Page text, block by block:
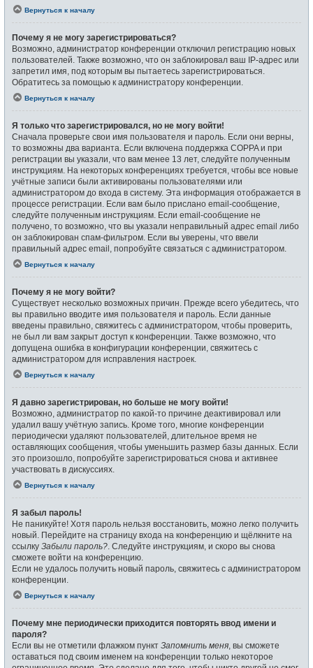
Вернуться к началу
Почему я не могу зарегистрироваться?
Возможно, администратор конференции отключил регистрацию новых
пользователей. Также возможно, что он заблокировал ваш IP-адрес или
запретил имя, под которым вы пытаетесь зарегистрироваться.
Обратитесь за помощью к администратору конференции.
Вернуться к началу
Я только что зарегистрировался, но не могу войти!
Сначала проверьте свои имя пользователя и пароль. Если они верны,
то возможны два варианта. Если включена поддержка COPPA и при
регистрации вы указали, что вам менее 13 лет, следуйте полученным
инструкциям. На некоторых конференциях требуется, чтобы все новые
учётные записи были активированы пользователями или
администратором до входа в систему. Эта информация отображается в
процессе регистрации. Если вам было прислано email-сообщение,
следуйте полученным инструкциям. Если email-сообщение не
получено, то возможно, что вы указали неправильный адрес email либо
он заблокирован спам-фильтром. Если вы уверены, что ввели
правильный адрес email, попробуйте связаться с администратором.
Вернуться к началу
Почему я не могу войти?
Существует несколько возможных причин. Прежде всего убедитесь, что
вы правильно вводите имя пользователя и пароль. Если данные
введены правильно, свяжитесь с администратором, чтобы проверить,
не был ли вам закрыт доступ к конференции. Также возможно, что
допущена ошибка в конфигурации конференции, свяжитесь с
администратором для исправления настроек.
Вернуться к началу
Я давно зарегистрирован, но больше не могу войти!
Возможно, администратор по какой-то причине деактивировал или
удалил вашу учётную запись. Кроме того, многие конференции
периодически удаляют пользователей, длительное время не
оставляющих сообщения, чтобы уменьшить размер базы данных. Если
это произошло, попробуйте зарегистрироваться снова и активнее
участвовать в дискуссиях.
Вернуться к началу
Я забыл пароль!
Не паникуйте! Хотя пароль нельзя восстановить, можно легко получить
новый. Перейдите на страницу входа на конференцию и щёлкните на
ссылку Забыли пароль? . Следуйте инструкциям, и скоро вы снова
сможете войти на конференцию.
Если не удалось получить новый пароль, свяжитесь с администратором
конференции.
Вернуться к началу
Почему мне периодически приходится повторять ввод имени и
пароля?
Если вы не отметили флажком пункт Запомнить меня , вы сможете
оставаться под своим именем на конференции только некоторое